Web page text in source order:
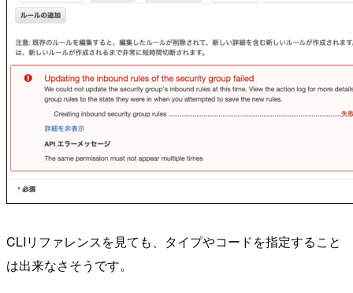
CLIリファレンスを見ても、タイプやコードを指定すること
は出来なさそうです。